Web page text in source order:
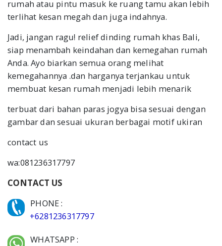
rumah atau pintu masuk ke ruang tamu akan lebih
terlihat kesan megah dan juga indahnya.
Jadi, jangan ragu! relief dinding rumah khas Bali,
siap menambah keindahan dan kemegahan rumah
Anda. Ayo biarkan semua orang melihat
kemegahannya .dan harganya terjankau untuk
membuat kesan rumah menjadi lebih menarik
terbuat dari bahan paras jogya bisa sesuai dengan
gambar dan sesuai ukuran berbagai motif ukiran
contact us
wa:081236317797
CONTACT US
PHONE :
+6281236317797
WHATSAPP :